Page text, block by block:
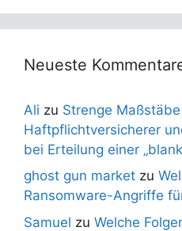
Neueste
Ali zu Strenge
Haftpflichtversicherer
bei Erteilung einer
ghost gun market zu
Ransomware-Angriffe
Samuel zu Welche